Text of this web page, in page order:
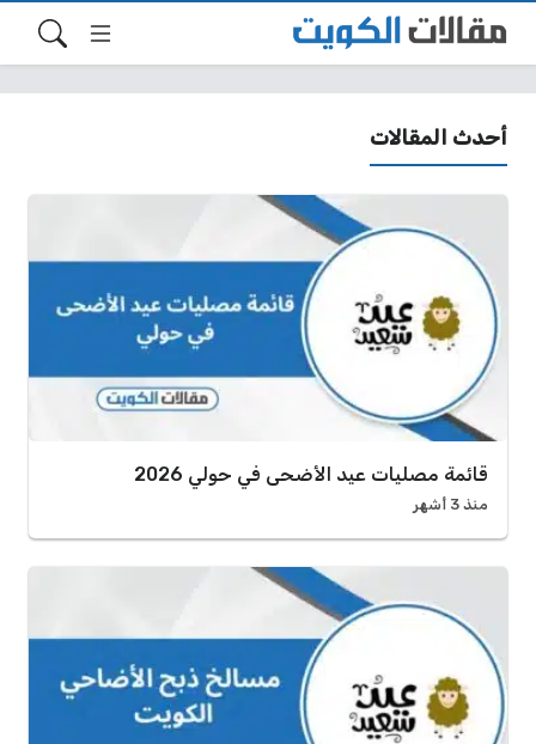
أحدث المقالات
قائمة مصليات عيد الأضحى في حولي 2026
منذ 3 أشهر